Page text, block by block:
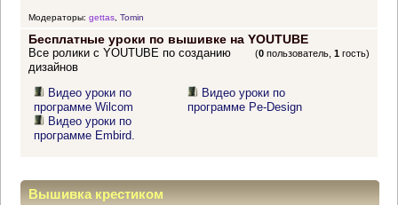
Модераторы: gettas, Tomin
Бесплатные уроки по вышивке на YOUTUBE
(0 пользователь,1 гость)
Все ролики с YOUTUBE по созданию
дизайнов
Видео уроки по
программе Wilcom
Видео уроки по
программе Embird.
Видео уроки по
программе Pe-Design
Вышивка крестиком